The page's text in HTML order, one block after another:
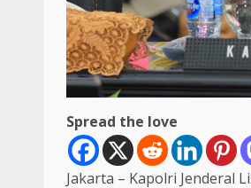
Spread the love
Jakarta – Kapolri Jenderal